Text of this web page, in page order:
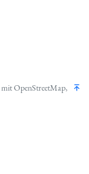
mitOpenStreetMap,